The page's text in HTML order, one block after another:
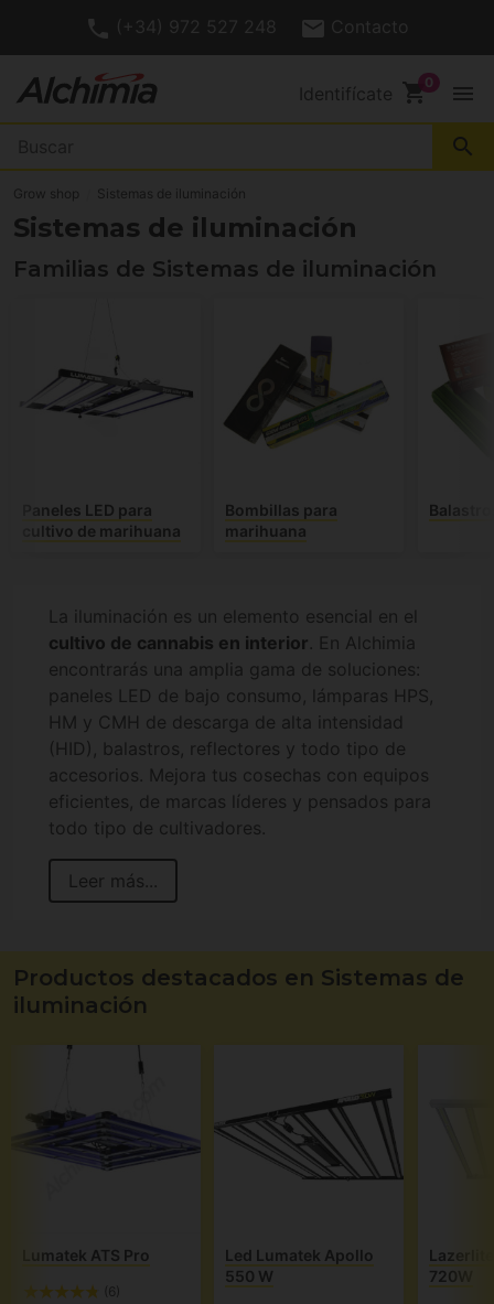
(+34) 972 527
Identifícate shopping_cart menu
search
Grow shop Sistemas de iluminación
Sistemas de iluminación
Familias de Sistemas de iluminación
Paneles LED para
cultivo de marihuana
Bombillas para
marihuana
La iluminación es un elemento esencial en el
cultivo de cannabis en interior. En Alchimia
encontrarás una amplia gama de soluciones:
paneles LED de bajo consumo, lámparas HPS,
HM y CMH de descarga de alta intensidad
(HID), balastros, reflectores y todo tipo de
accesorios. Mejora tus cosechas con equipos
eficientes, de marcas líderes y pensados para
todo tipo de cultivadores.
Leer más...
Productos destacados en Sistemas de
iluminación
Lumatek ATS Pro
(6)
Led Lumatek Apollo
550 W
720W